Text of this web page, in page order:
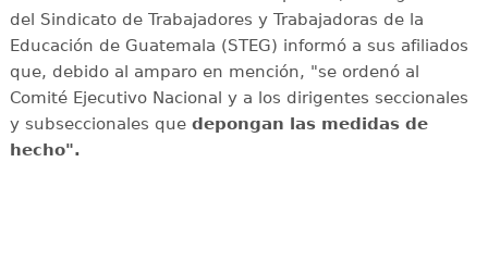
del Sindicato de Trabajadores y Trabajadoras de la
Educación de Guatemala (STEG) informó a sus afiliados
que, debido al amparo en mención, "se ordenó al
Comité Ejecutivo Nacional y a los dirigentes seccionales
y subseccionales que depongan las medidas de
hecho".